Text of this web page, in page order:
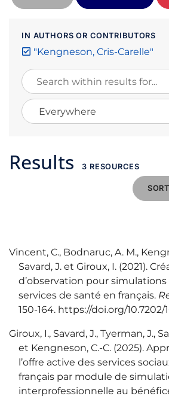
IN AUTHORS OR CONTRIBUTORS
"Kengneson, Cris-Carelle"
Search within results for...
Search in...
Results 3 RESOURCES
Vincent, C., Bodnaruc, A. M.,
Savard, J. et Giroux, I. (2021).
d’observation pour simulations
services de santé en français.
150‑164. https://doi.org/10.7202/
Giroux, I., Savard, J., Tyerman, J.,
et Kengneson, C.-C. (2025).
l’offre active des services
français par module de
interprofessionnelle au